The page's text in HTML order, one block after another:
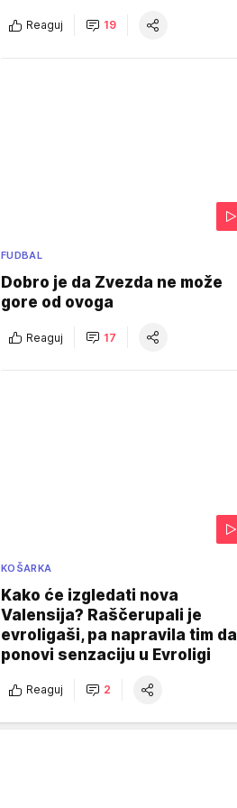
Reaguj 19
FUDBAL
Dobro je da Zvezda ne može
gore od ovoga
Reaguj 17
KOŠARKA
Kako će izgledati nova
Valensija? Raščerupali je
evroligaši, pa napravila tim da
ponovi senzaciju u Evroligi
Reaguj 2